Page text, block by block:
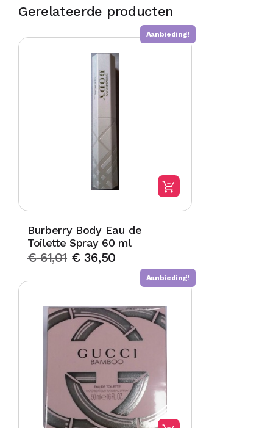
Gerelateerde producten
Aanbieding!
Burberry Body Eau de
Toilette Spray 60 ml
€61,01 €36,50
Aanbieding!